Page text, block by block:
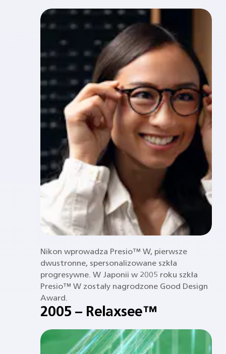
Nikon wprowadza Presio™ W, pierwsze
dwustronne, spersonalizowane szkła
progresywne. W Japonii w 2005 roku szkła
Presio™ W zostały nagrodzone Good Design
Award.
2005 – Relaxsee™